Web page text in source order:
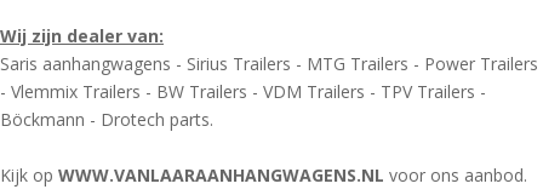
Wij zijn dealer van:
Saris aanhangwagens - Sirius Trailers - MTG Trailers - Power Trailers
- Vlemmix Trailers - BW Trailers - VDM Trailers - TPV Trailers -
Böckmann - Drotech parts.
Kijk op WWW.VANLAARAANHANGWAGENS.NL voor ons aanbod.